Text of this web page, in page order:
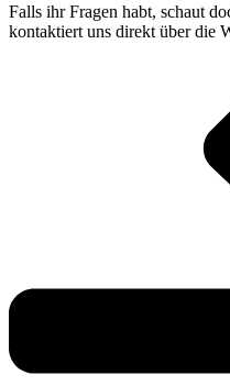
Falls ihr Fragen habt, schaut
kontaktiert uns direkt über die